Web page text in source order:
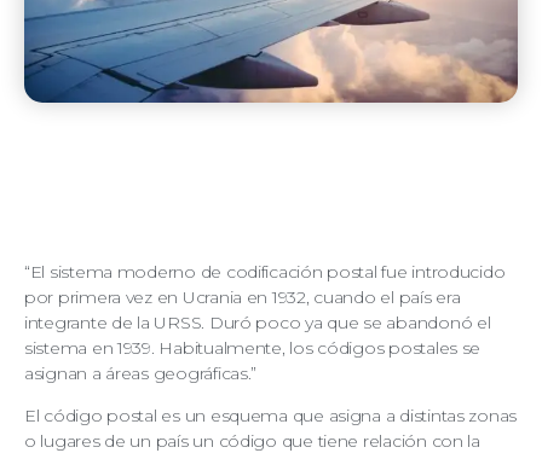
“El sistema moderno de codificación postal fue introducido
por primera vez en Ucrania en 1932, cuando el país era
integrante de la URSS. Duró poco ya que se abandonó el
sistema en 1939. Habitualmente, los códigos postales se
asignan a áreas geográficas.”
El código postal es un esquema que asigna a distintas zonas
o lugares de un país un código que tiene relación con la